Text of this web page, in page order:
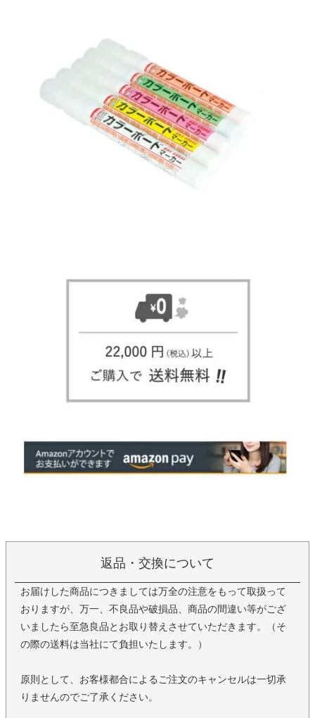
返品・交換について
お届けした商品につきましては万全の注意をもって取扱って
おりますが、万一、不良品や破損品、商品の間違い等がござ
いましたら至急良品とお取り替えさせていただきます。（そ
の際の送料は当社にて負担いたします。）
原則として、お客様都合によるご注文のキャンセルは一切承
りませんのでご了承ください。